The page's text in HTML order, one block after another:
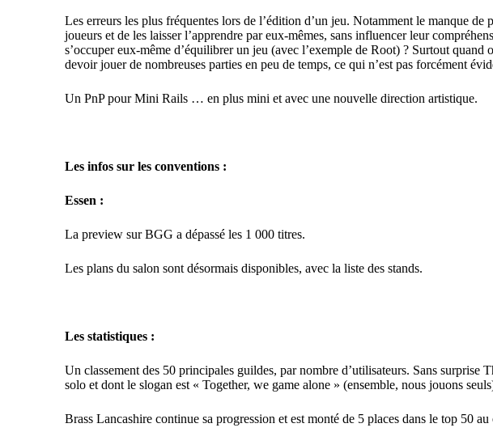
Les erreurs les plus fréquentes lors de l’édition d’un jeu. Notamment le manque de
joueurs et de les laisser l’apprendre par eux-mêmes, sans influencer leur
s’occuper eux-même d’équilibrer un jeu (avec l’exemple de Root) ? Surtout quand
devoir jouer de nombreuses parties en peu de temps, ce qui n’est pas forcément
Un PnP pourMini Rails … en plus mini et avec une nouvelle direction artistique.
Les infos sur les conventions :
Essen :
La preview sur BGG a dépassé les 1 000 titres.
Les plans du salon sont désormais disponibles, avec la liste des stands.
Les statistiques :
Un classement des 50 principales guildes, par nombre d’utilisateurs. Sans surprise
solo et dont le slogan est « Together, we game alone » (ensemble, nous jouons
Brass Lancashire continue sa progression et est monté de 5 places dans le top 50 au